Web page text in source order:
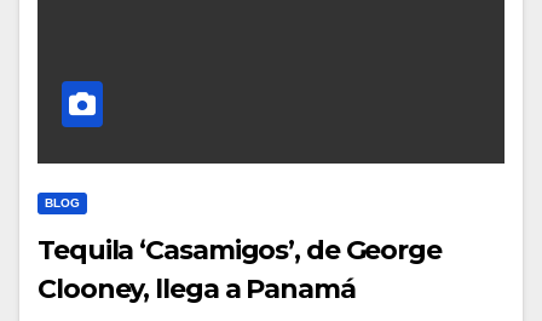
BLOG
Tequila ‘Casamigos’, de George
Clooney, llega a Panamá